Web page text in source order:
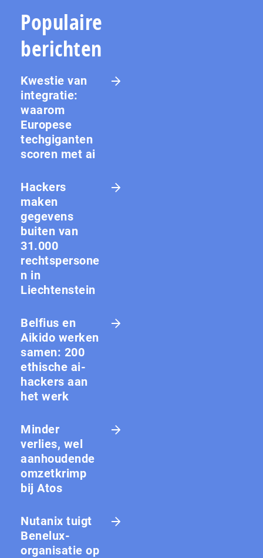
Populaire
berichten
Kwestie van
integratie:
waarom
Europese
techgiganten
scoren met ai
Hackers
maken
gegevens
buiten van
31.000
rechtspersone
n in
Liechtenstein
Belfius en
Aikido werken
samen: 200
ethische ai-
hackers aan
het werk
Minder
verlies, wel
aanhoudende
omzetkrimp
bij Atos
Nutanix tuigt
Benelux-
organisatie op